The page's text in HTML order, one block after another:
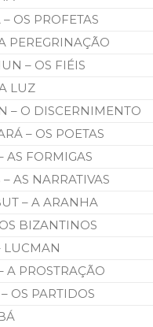
OS PROFETAS
PEREGRINAÇÃO
– OS FIÉIS
LUZ
– O DISCERNIMENTO
– OS POETAS
AS FORMIGAS
– AS NARRATIVAS
– A ARANHA
BIZANTINOS
LUCMAN
A PROSTRAÇÃO
OS PARTIDOS